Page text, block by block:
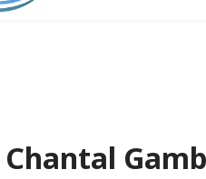
Chantal